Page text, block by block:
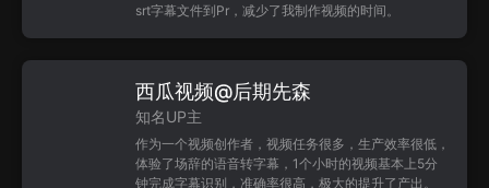
srt字幕文件到Pr，减少了我制作视频的时间。
西瓜视频@后期先森
知名UP主
作为一个视频创作者，视频任务很多，生产效率很低，
体验了场辞的语音转字幕，1个小时的视频基本上5分
钟完成字幕识别，准确率很高，极大的提升了产出。